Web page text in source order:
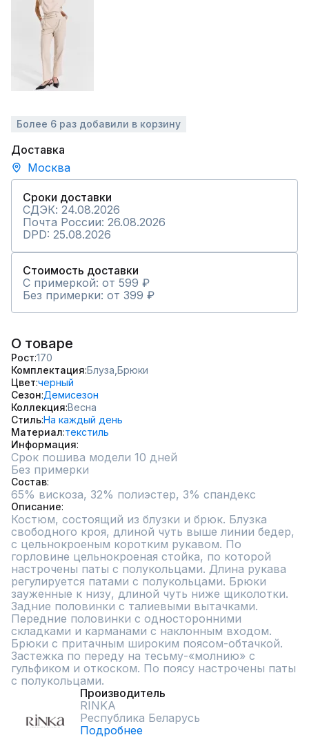
Более 6 раз добавили в корзину
Доставка
Москва
Сроки доставки
СДЭК: 24.08.2026
Почта России: 26.08.2026
DPD: 25.08.2026
Стоимость доставки
С примеркой: от 599 ₽
Без примерки: от 399 ₽
О товаре
Рост 170
Комплектация Блуза, Брюки
Цвет черный
Сезон Демисезон
Коллекция Весна
СтильНа каждый день
Материал текстиль
Информация
Срок пошива модели 10 дней
Без примерки
Состав
65% вискоза, 32% полиэстер, 3% спандекс
Описание
Костюм, состоящий из блузки и брюк. Блузка
свободного кроя, длиной чуть выше линии бедер,
с цельнокроеным коротким рукавом. По
горловине цельнокроеная стойка, по которой
настрочены паты с полукольцами. Длина рукава
регулируется патами с полукольцами. Брюки
зауженные к низу, длиной чуть ниже щиколотки.
Задние половинки с талиевыми вытачками.
Передние половинки с односторонними
складками и карманами с наклонным входом.
Брюки с притачным широким поясом-обтачкой.
Застежка по переду на тесьму-«молнию» с
гульфиком и откоском. По поясу настрочены паты
с полукольцами.
Производитель
RINKA
Республика Беларусь
Подробнее